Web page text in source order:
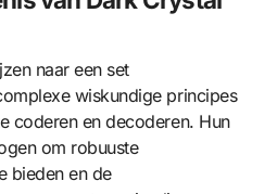
naar een set
wiskundige principes
coderen en decoderen. Hun
om robuuste
bieden en de